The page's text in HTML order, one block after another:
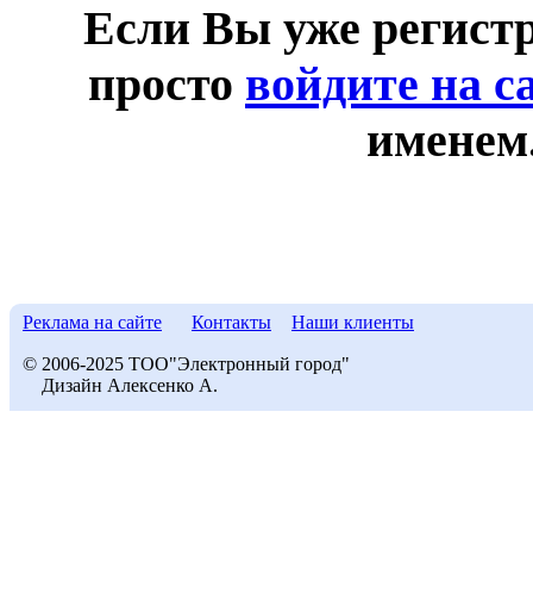
Если Вы уже
просто войдите на
Реклама на сайте Контакты Наши клиенты
© 2006-2025 ТОО"Электронный город"
Дизайн Алексенко А.